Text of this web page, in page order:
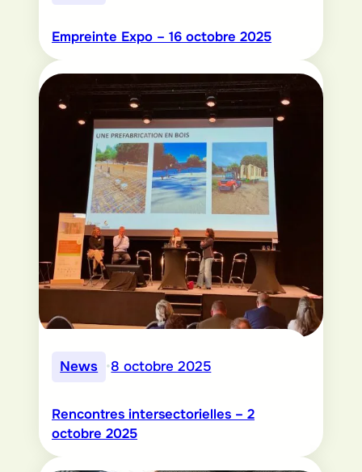
Empreinte Expo – 16 octobre 2025
News •8 octobre 2025
Rencontres intersectorielles – 2
octobre 2025